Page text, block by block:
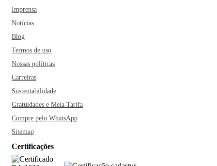
Imprensa
Notícias
Blog
Termos de uso
Nossas políticas
Carreiras
Sustentabilidade
Gratuidades e Meia Tarifa
Compre pelo WhatsApp
Sitemap
Certificações